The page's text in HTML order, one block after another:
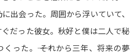
出会った。周囲から浮いていて、
だった彼女。秋好と僕は二人で秘
った。―― それから三年、将来の夢